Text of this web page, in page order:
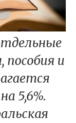
и
5,6%.